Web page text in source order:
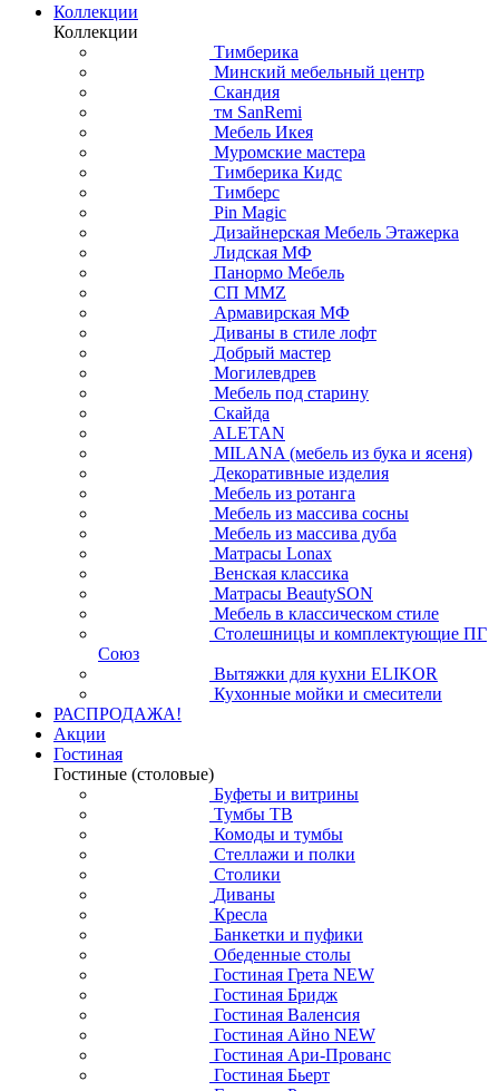
Коллекции
Коллекции
Тимберика
Минский мебельный центр
Скандия
тм SanRemi
Мебель Икея
Муромские мастера
Тимберика Кидс
Тимберс
Pin Magic
Дизайнерская Мебель Этажерка
Лидская МФ
Панормо Мебель
СП ММZ
Армавирская МФ
Диваны в стиле лофт
Добрый мастер
Могилевдрев
Мебель под старину
Скайда
ALETAN
MILANA (мебель из бука и ясеня)
Декоративные изделия
Мебель из ротанга
Мебель из массива сосны
Мебель из массива дуба
Матрасы Lonax
Венская классика
Матрасы BeautySON
Мебель в классическом стиле
Столешницы и комплектующие ПГ
Союз
Вытяжки для кухни ELIKOR
Кухонные мойки и смесители
РАСПРОДАЖА!
Акции
Гостиная
Гостиные (столовые)
Буфеты и витрины
Тумбы ТВ
Комоды и тумбы
Стеллажи и полки
Столики
Диваны
Кресла
Банкетки и пуфики
Обеденные столы
Гостиная Грета NEW
Гостиная Бридж
Гостиная Валенсия
Гостиная Айно NEW
Гостиная Ари-Прованс
Гостиная Бьерт